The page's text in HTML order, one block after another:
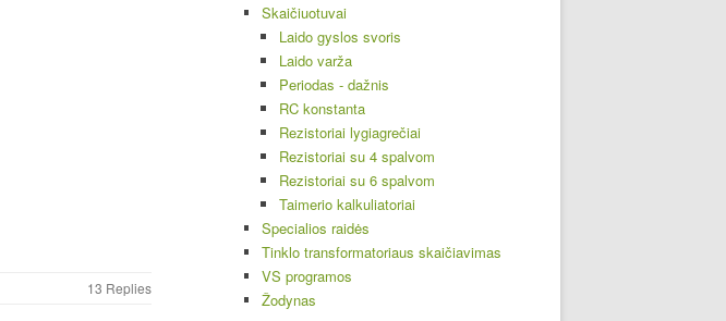
13 Replies
Skaičiuotuvai
Laido gyslos svoris
Laido varža
Periodas - dažnis
RC konstanta
Rezistoriai lygiagrečiai
Rezistoriai su 4 spalvom
Rezistoriai su 6 spalvom
Taimerio kalkuliatoriai
Specialios raidės
Tinklo transformatoriaus skaičiavimas
VS programos
Žodynas